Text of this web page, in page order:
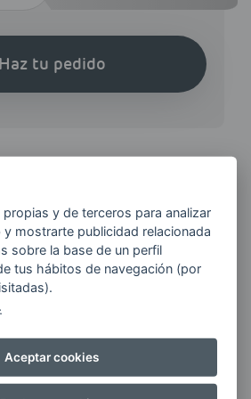
Haz tu pedido
AL DÍA DE
últimas novedades de AVIA
y de terceros para analizar
mostrarte publicidad relacionada
sobre la base de un perfil
tus hábitos de navegación (por
Aceptar cookies